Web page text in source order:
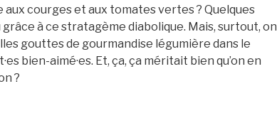
aux courges et aux tomates vertes ? Quelques
à ce stratagème diabolique. Mais, surtout, on
gouttes de gourmandise légumière dans le
bien-aimé·es. Et, ça, ça méritait bien qu’on en
?